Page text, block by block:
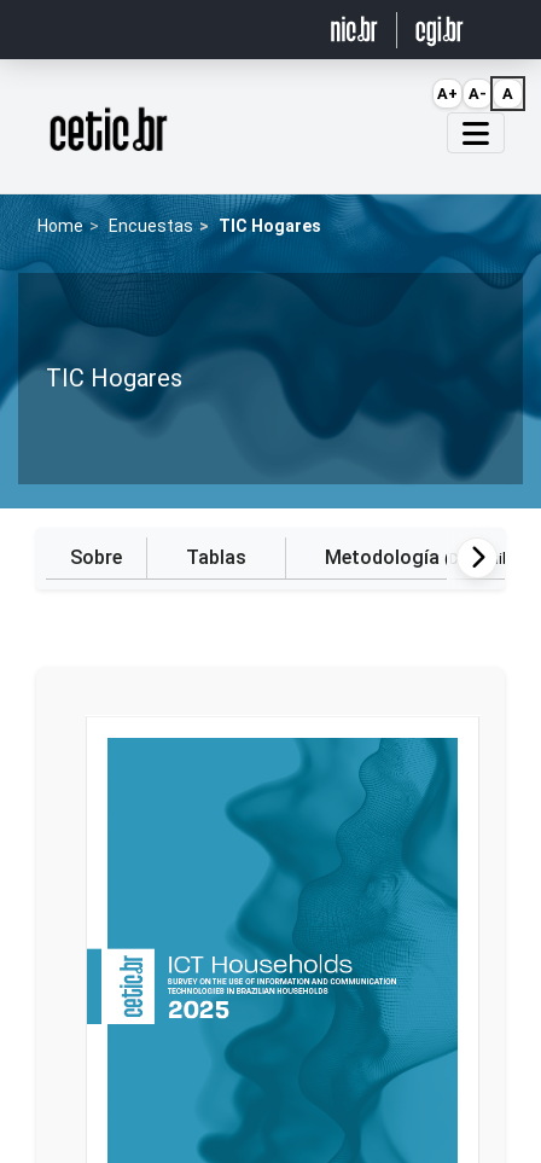
Página inicial
Home Encuestas TIC Hogares
TIC Hogares
Sobre Tablas Metodología (Disponible
A+ A- A